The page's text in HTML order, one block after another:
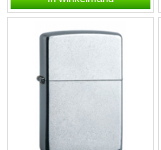
antieke/ gebruikte look
over...